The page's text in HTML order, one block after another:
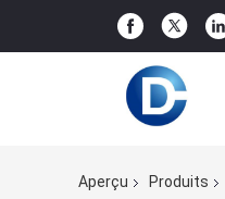
Aperçu Produits